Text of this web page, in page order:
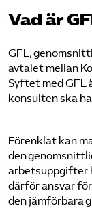
Medlemskap
Våra frågor
Kurser och
Webbutik
Vad är
GFL,
avtalet mellan
Syftet med GFL
konsulten ska
Förenklat kan
den
arbetsuppgifter
därför ansvar
den jämförbara